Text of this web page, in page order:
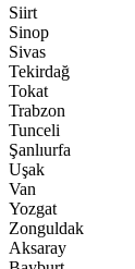
Siirt
Sinop
Sivas
Tekirdağ
Tokat
Trabzon
Tunceli
Şanlıurfa
Uşak
Van
Yozgat
Zonguldak
Aksaray